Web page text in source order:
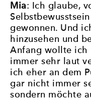
Mia: Ich glaube,
gewonnen. Und
hinzusehen und
Anfang wollte ich
immer sehr laut
ich eher an dem
gar nicht immer
sondern möchte